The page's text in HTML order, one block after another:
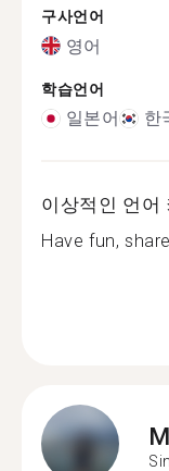
구사언어
영어
학습언어
일본어 한
이상적인 언어
Have fun,